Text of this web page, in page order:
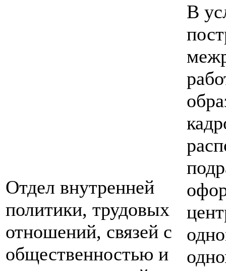
Отдел внутренней
политики, трудовых
отношений, связей с
общественностью и
В